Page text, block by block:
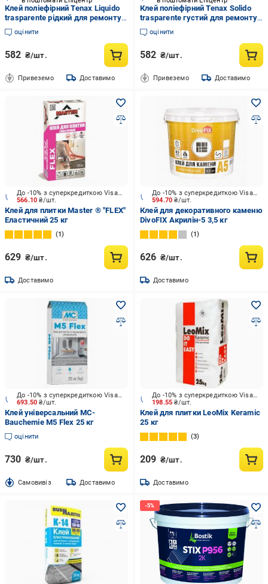
Клей поліефірний Tenax Liquido
trasparente рідкий для ремонту
та шпаклювання каменю 0,125 л
Прозоро-медовий (004102)
оцінити
582 ₴/шт.
Привеземо Доставимо
Клей поліефірний Tenax Solido
trasparente густий для ремонту
та шпаклювання каменю 125 мл
Прозоро-медовий (004129)
оцінити
582 ₴/шт.
Привеземо Доставимо
566.10₴/шт.
До -10% з суперкредиткою Visa Вигода
Клей для плитки Master ® "FLEX"
Еластичний 25 кг
1
629 ₴/шт.
Доставимо
594.70₴/шт.
До -10% з суперкредиткою Visa Вигода
Клей для декоративного каменю
DivoFIX Акрилін-5 3,5 кг
1
626 ₴/шт.
Доставимо
693.50₴/шт.
До -10% з суперкредиткою Visa Вигода
Клей універсальний MC-
Bauchemie М5 Flex 25 кг
оцінити
730 ₴/шт.
Cамовивіз Доставимо
198.55₴/шт.
До -10% з суперкредиткою Visa Вигода
Клей для плитки LeoMix Keramic
25 кг
3
209 ₴/шт.
Доставимо